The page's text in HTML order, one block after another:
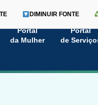
Portal
da Mulher
Portal
de
DIMINUIR FONTE